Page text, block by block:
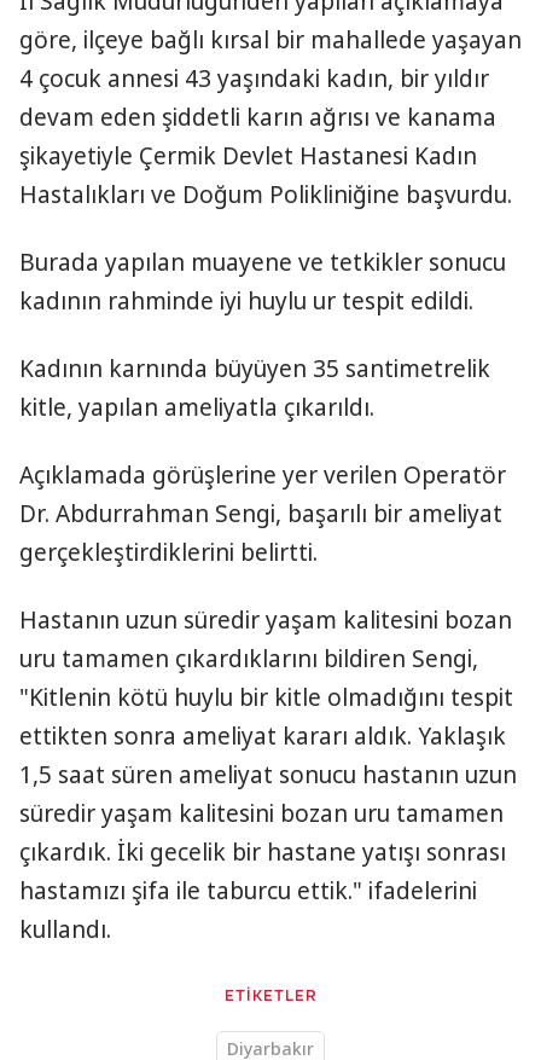
göre, ilçeye bağlı kırsal bir mahallede yaşayan
4 çocuk annesi 43 yaşındaki kadın, bir yıldır
devam eden şiddetli karın ağrısı ve kanama
şikayetiyle Çermik Devlet Hastanesi Kadın
Hastalıkları ve Doğum Polikliniğine başvurdu.
Burada yapılan muayene ve tetkikler sonucu
kadının rahminde iyi huylu ur tespit edildi.
Kadının karnında büyüyen 35 santimetrelik
kitle, yapılan ameliyatla çıkarıldı.
Açıklamada görüşlerine yer verilen Operatör
Dr. Abdurrahman Sengi, başarılı bir ameliyat
gerçekleştirdiklerini belirtti.
Hastanın uzun süredir yaşam kalitesini bozan
uru tamamen çıkardıklarını bildiren Sengi,
"Kitlenin kötü huylu bir kitle olmadığını tespit
ettikten sonra ameliyat kararı aldık. Yaklaşık
1,5 saat süren ameliyat sonucu hastanın uzun
süredir yaşam kalitesini bozan uru tamamen
çıkardık. İki gecelik bir hastane yatışı sonrası
hastamızı şifa ile taburcu ettik." ifadelerini
kullandı.
ETİKETLER
Diyarbakır